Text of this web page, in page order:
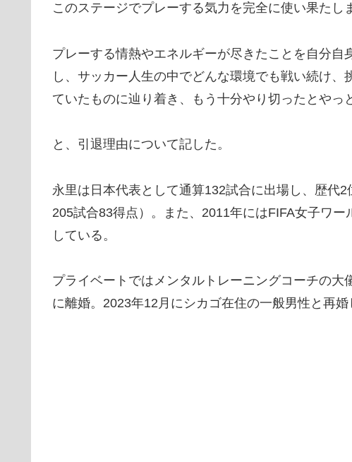
このステージでプレーする気力を完全に使い果たし
プレーする情熱やエネルギーが尽きたことを自分
し、サッカー人生の中でどんな環境でも戦い続け
ていたものに辿り着き、もう十分やり切ったとやっ
と、引退理由について記した。
永里は日本代表として通算132試合に出場し、歴代
205試合83得点）。また、2011年にはFIFA女子ワ
している。
プライベートではメンタルトレーニングコーチの
に離婚。2023年12月にシカゴ在住の一般男性と再婚